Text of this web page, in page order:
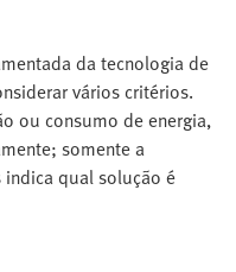
da tecnologia de
vários critérios.
ou consumo de energia,
somente a
qual solução é